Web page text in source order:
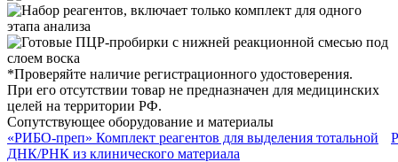
*Проверяйте наличие регистрационного удостоверения.
При его отсутствии товар не предназначен для медицинских
целей на территории РФ.
Сопутствующее оборудование и материалы
«РИБО-преп» Комплект реагентов для выделения тотальной
ДНК/РНК из клинического материала